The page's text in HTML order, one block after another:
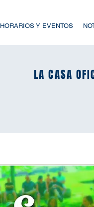
HORARIOS Y EVENTOS
LA CASA
LA CASA